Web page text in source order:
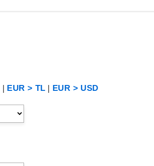
EUR > TL EUR > USD